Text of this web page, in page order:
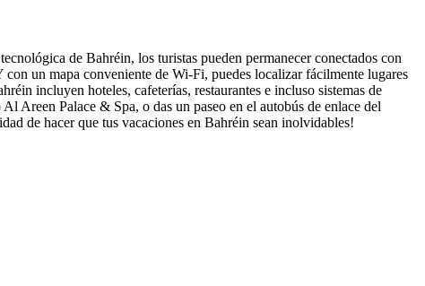
de Bahréin, los turistas pueden permanecer conectados con
un mapa conveniente de Wi-Fi, puedes localizar fácilmente lugares
incluyen hoteles, cafeterías, restaurantes e incluso sistemas de
Areen Palace & Spa, o das un paseo en el autobús de enlace del
de hacer que tus vacaciones en Bahréin sean inolvidables!